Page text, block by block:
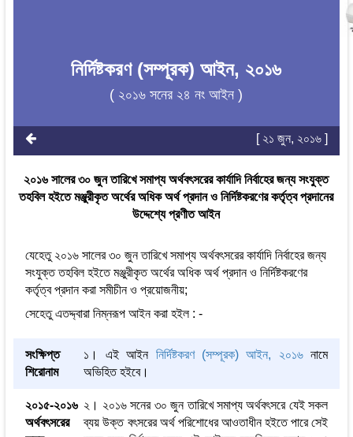
নির্দিষ্টকরণ (সম্পূরক) আইন, ২০১৬
( ২০১৬ সনের ২৪ নং আইন )
[ ২১ জুন, ২০১৬ ]
২০১৬ সালের ৩০ জুন তারিখে সমাপ্য অর্থবৎসরের কার্যাদি নির্বাহের জন্য সংযুক্ত
তহবিল হইতে মঞ্জুরীকৃত অর্থের অধিক অর্থ প্রদান ও নির্দিষ্টকরণের কর্তৃত্ব প্রদানের
উদ্দেশ্যে প্রণীত আইন
যেহেতু ২০১৬ সালের ৩০ জুন তারিখে সমাপ্য অর্থবৎসরের কার্যাদি নির্বাহের জন্য
সংযুক্ত তহবিল হইতে মঞ্জুরীকৃত অর্থের অধিক অর্থ প্রদান ও নির্দিষ্টকরণের
কর্তৃত্ব প্রদান করা সমীচীন ও প্রয়োজনীয়;
সেহেতু এতদ্দ্বারা নিম্নরূপ আইন করা হইল : -
সংক্ষিপ্ত
শিরোনাম
১। এই আইন নির্দিষ্টকরণ (সম্পূরক) আইন, ২০১৬নামে
অভিহিত হইবে।
২০১৫-২০১৬
অর্থবৎসরের
২। ২০১৬ সনের ৩০ জুন তারিখে সমাপ্য অর্থবৎসরে যেই সকল
ব্যয় উক্ত বৎসরের অর্থ পরিশোধের আওতাধীন হইতে পারে সেই